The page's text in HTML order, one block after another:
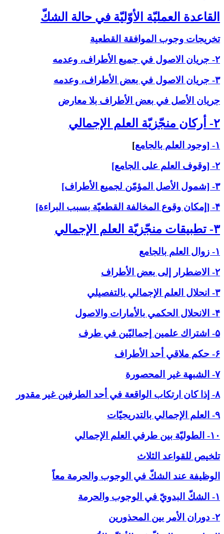
القاعدة العمليّة الأوّليّة في حالة الشكّ‏
تخريجات وجوب الموافقة القطعية
۲- جريان الاصول في جميع الأطراف، وعدمه
۳- جريان الاصول في بعض الأطراف، وعدمه
جريان الأصل في بعض الأطراف بلا معارض
۲- أركان منجّزيّة العلم الإجمالي‏
۱- [وجود العلم بالجامع
]
۲- [وقوف العلم على الجامع]
۳- [شمول الأصل المؤمّن لجميع الأطراف]
۴- [إمكان وقوع المخالفة القطعيّة بسبب البراءة]
۳- تطبيقات منجّزيّة العلم الإجمالي‏
۱- زوال العلم بالجامع
۲- الاضطرار إلى بعض الأطراف
۳- انحلال العلم الإجمالي بالتفصيلي
۴- الانحلال الحكمي بالأمارات والاصول
۵- اشتراك علمين إجماليّين في طرف
۶- حكم ملاقي أحد الأطراف
۷- الشبهة غير المحصورة
۸- إذا كان ارتكاب الواقعة في أحد الطرفين غير مقدور
۹- العلم الإجمالي بالتدريجيّات
۱۰- الطوليّة بين طرفي العلم الإجمالي
تلخيص للقواعد الثلاث
الوظيفة عند الشكّ في ‏الوجوب والحرمة معاً
۱- الشكّ البدويّ في الوجوب والحرمة
۲- دوران الأمر بين المحذورين